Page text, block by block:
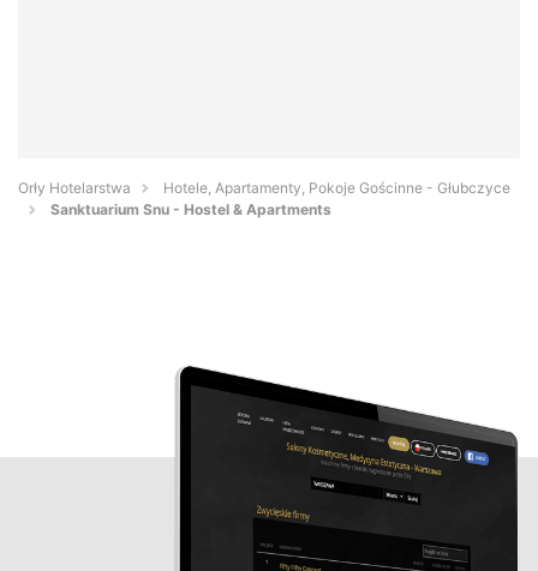
Orły Hotelarstwa
Hotele, Apartamenty, Pokoje Gościnne - Głubczyce
Sanktuarium Snu - Hostel & Apartments